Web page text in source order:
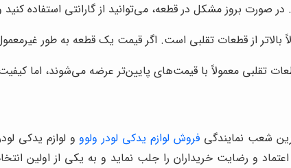
صورت بروز مشکل در قطعه، می‌توانید از گارانتی استفاده
بالاتر از قطعات تقلبی است. اگر قیمت یک قطعه به طور
تقلبی معمولاً با قیمت‌های پایین‌تر عرضه می‌شوند، اما
شعب نمایندگی فروش لوازم یدکی لودر ولوو و لوازم یدکی
و رضایت خریداران را جلب نماید و به یکی از اولین